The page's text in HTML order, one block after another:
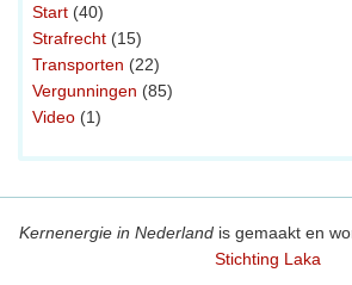
Start (40)
Strafrecht (15)
Transporten (22)
Vergunningen (85)
Video (1)
Kernenergie in Nederlandis gemaakt en
Stichting Laka